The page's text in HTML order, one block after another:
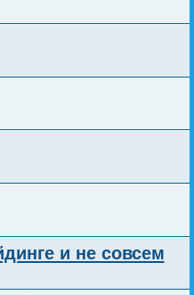
и не совсем